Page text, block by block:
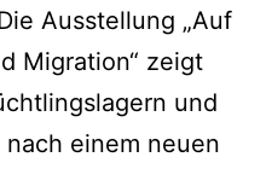
Ausstellung „Auf
Migration“ zeigt
und
einem neuen